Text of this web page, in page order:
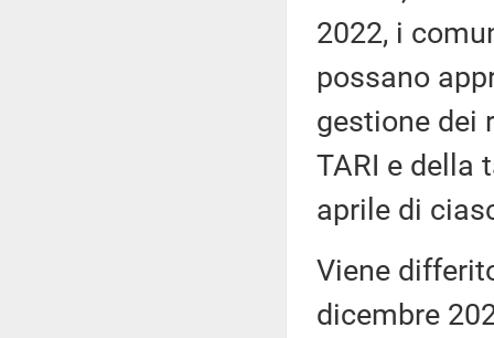
2022, i
possano
gestione dei
TARI e della
aprile di
Viene
dicembre